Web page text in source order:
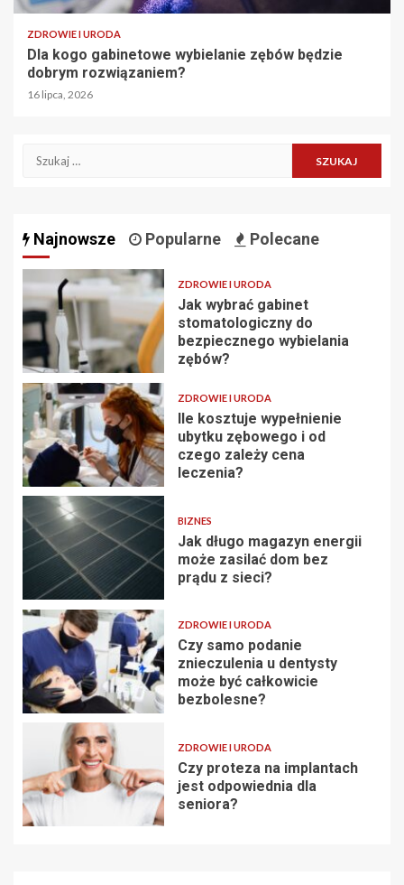
ZDROWIE I URODA
Dla kogo gabinetowe wybielanie zębów będzie
dobrym rozwiązaniem?
16 lipca, 2026
Szukaj:
Najnowsze Popularne Polecane
ZDROWIE I URODA
Jak wybrać gabinet
stomatologiczny do
bezpiecznego wybielania
zębów?
ZDROWIE I URODA
Ile kosztuje wypełnienie
ubytku zębowego i od
czego zależy cena
leczenia?
BIZNES
Jak długo magazyn energii
może zasilać dom bez
prądu z sieci?
ZDROWIE I URODA
Czy samo podanie
znieczulenia u dentysty
może być całkowicie
bezbolesne?
ZDROWIE I URODA
Czy proteza na implantach
jest odpowiednia dla
seniora?